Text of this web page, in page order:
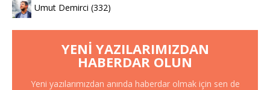
Umut Demirci (332)
YENI YAZILARIMIZDAN
HABERDAR OLUN
Yeni yazılarımızdan anında haberdar olmak için sen de